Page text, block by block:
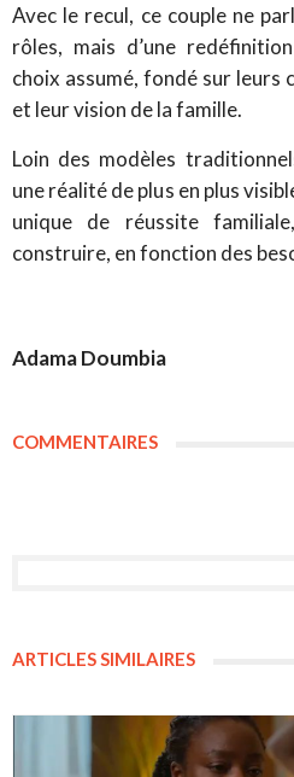
Avec le recul, ce couple ne
rôles, mais d’une
choix assumé, fondé sur
et leur vision de la famille.
Loin des modèles
une réalité de plus en plus
unique de réussite
construire, en fonction des
Adama Doumbia
COMMENTAIRES
ARTICLES SIMILAIRES